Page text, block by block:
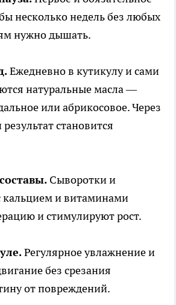
несколько недель без любых
нужно дышать.
Ежедневно в кутикулу и сами
натуральные масла —
или абрикосовое. Через
становится
Сыворотки и
кальцием и витаминами
и стимулируют рост.
Регулярное увлажнение и
без срезания
от повреждений.